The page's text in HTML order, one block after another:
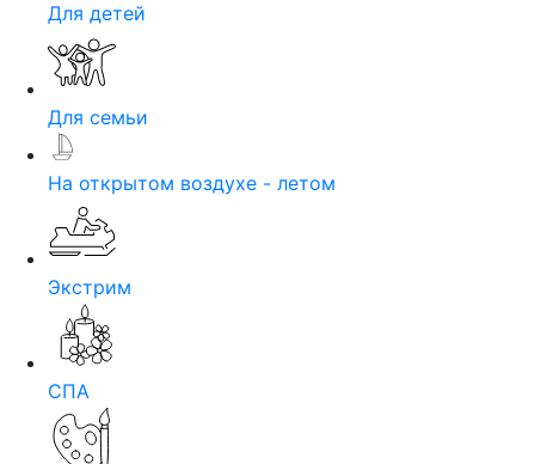
Для детей
Для семьи
На открытом воздухе - летом
Экстрим
СПА